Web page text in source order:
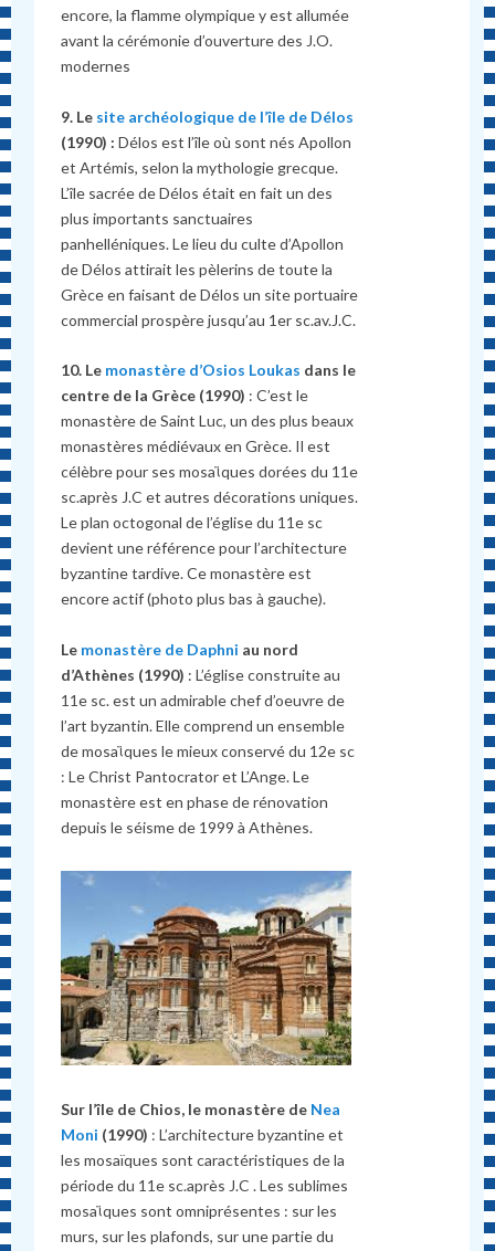
encore, la flamme olympique y est allumée
avant la cérémonie d’ouverture des J.O.
modernes
9. Le site archéologique de l’île de Délos
(1990) :Délos est l’île où sont nés Apollon
et Artémis, selon la mythologie grecque.
L’île sacrée de Délos était en fait un des
plus importants sanctuaires
panhelléniques. Le lieu du culte d’Apollon
de Délos attirait les pèlerins de toute la
Grèce en faisant de Délos un site portuaire
commercial prospère jusqu’au 1er sc.av.J.C.
10. Le monastère d’Osios Loukas dans le
centre de la Grèce (1990) : C’est le
monastère de Saint Luc, un des plus beaux
monastères médiévaux en Grèce. Il est
célèbre pour ses mosaϊques dorées du 11e
sc.après J.C et autres décorations uniques.
Le plan octogonal de l’église du 11e sc
devient une référence pour l’architecture
byzantine tardive. Ce monastère est
encore actif (photo plus bas à gauche).
Le monastère de Daphni au nord
d’Athènes (1990) : L’église construite au
11e sc. est un admirable chef d’oeuvre de
l’art byzantin. Elle comprend un ensemble
de mosaϊques le mieux conservé du 12e sc
: Le Christ Pantocrator et L’Ange. Le
monastère est en phase de rénovation
depuis le séisme de 1999 à Athènes.
Sur l’île de Chios, le monastère de Nea
Moni (1990) : L’architecture byzantine et
les mosaïques sont caractéristiques de la
période du 11e sc.après J.C . Les sublimes
mosaϊques sont omniprésentes : sur les
murs, sur les plafonds, sur une partie du